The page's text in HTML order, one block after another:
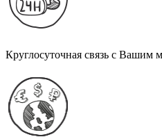
Круглосуточная связь с Вашим